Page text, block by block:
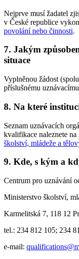
Nejprve musí žadatel
v České republice
povolání nebo činnosti.
7. Jakým
situace
Vyplněnou žádost
příslušnému
8. Na které
Seznam uznávacích
kvalifikace naleznete na
školství, mládeže a
9. Kde, s kým a
Centrum pro uznávání
Ministerstvo školství,
Karmelitská 7, 118 12
tel.: 234 812 105; 234
e-mail: